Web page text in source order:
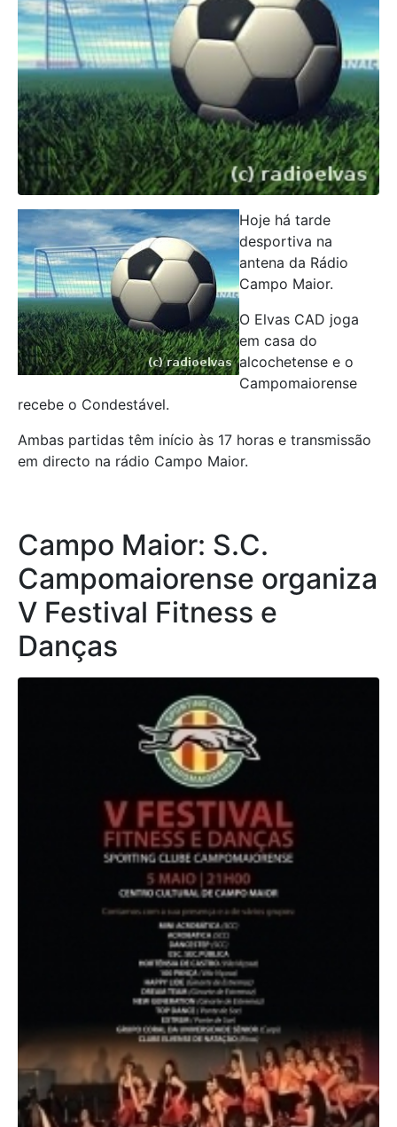
Hoje há tarde
desportiva na
antena da Rádio
Campo Maior.
O Elvas CAD joga
em casa do
alcochetense e o
Campomaiorense
recebe o Condestável.
Ambas partidas têm início às 17 horas e transmissão
em directo na rádio Campo Maior.
Campo Maior: S.C.
Campomaiorense organiza
V Festival Fitness e
Danças